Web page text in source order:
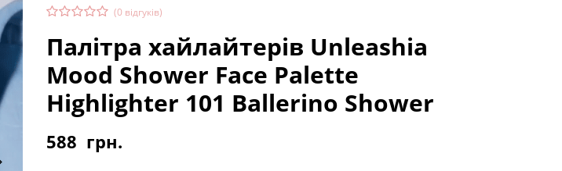
(0 відгуків)
Палітра хайлайтерів Unleashia
Mood Shower Face Palette
Highlighter 101 Ballerino Shower
588 грн.